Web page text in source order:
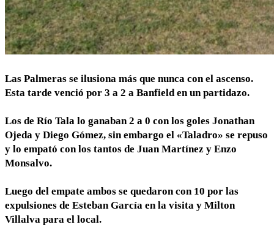
Las Palmeras se ilusiona más que nunca con el ascenso.
Esta tarde venció por 3 a 2 a Banfield en un partidazo.
Los de Río Tala lo ganaban 2 a 0 con los goles Jonathan
Ojeda y Diego Gómez, sin embargo el «Taladro» se repuso
y lo empató con los tantos de Juan Martínez y Enzo
Monsalvo.
Luego del empate ambos se quedaron con 10 por las
expulsiones de Esteban García en la visita y Milton
Villalva para el local.